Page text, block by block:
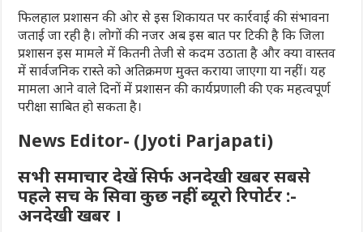
फिलहाल प्रशासन की ओर से इस शिकायत पर कार्रवाई की संभावना
जताई जा रही है। लोगों की नजर अब इस बात पर टिकी है कि जिला
प्रशासन इस मामले में कितनी तेजी से कदम उठाता है और क्या वास्तव
में सार्वजनिक रास्ते को अतिक्रमण मुक्त कराया जाएगा या नहीं। यह
मामला आने वाले दिनों में प्रशासन की कार्यप्रणाली की एक महत्वपूर्ण
परीक्षा साबित हो सकता है।
News Editor- (Jyoti Parjapati)
सभी समाचार देखें सिर्फ अनदेखी खबर सबसे
पहले सच के सिवा कुछ नहीं ब्यूरो रिपोर्टर :-
अनदेखी खबर ।